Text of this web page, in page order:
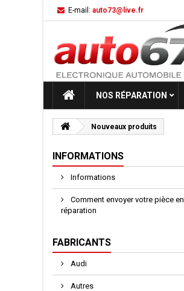
E-mail: auto73@live.fr
NOS RÉPARATION
Nouveaux produits
INFORMATIONS
Informations
Comment envoyer votre pièce en
réparation
FABRICANTS
Audi
Autres